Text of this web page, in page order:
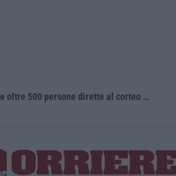
La denuncia di Si-Avs Calabria: «Bloccate in mezzo al mare oltre 500 persone dirette al corteo No Ponte»